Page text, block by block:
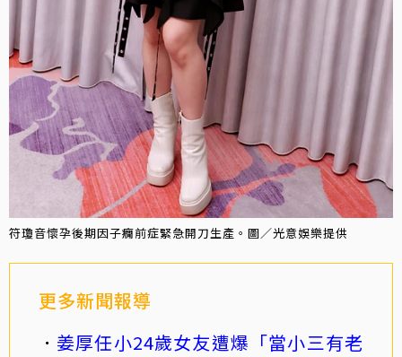
符瓊音懷孕後期因子癇前症緊急開刀生產。圖／光意娛樂提供
更多新聞報導
姜厚任小24歲女友遭爆「當小三有老